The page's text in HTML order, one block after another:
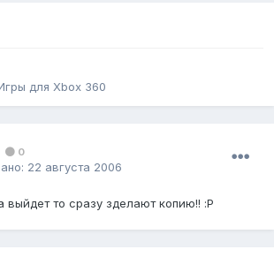
для Xbox 360
0
22 августа 2006
выйдет то сразу зделают копию!! :P